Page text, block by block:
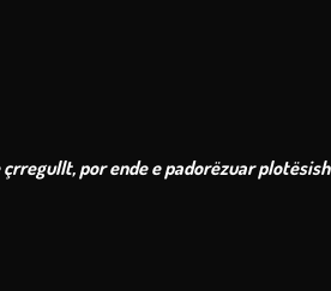
por ende e padorëzuar